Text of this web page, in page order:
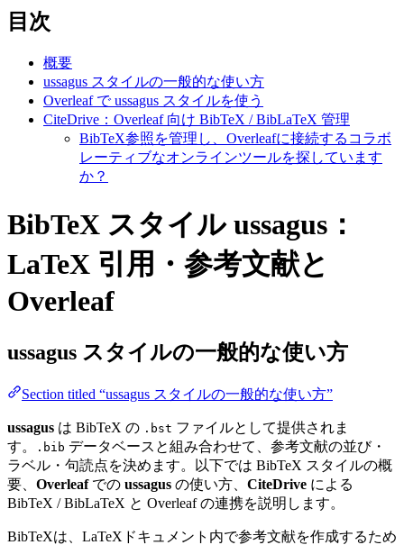
目次
概要
ussagus スタイルの一般的な使い方
Overleaf で ussagus スタイルを使う
CiteDrive：Overleaf 向け BibTeX / BibLaTeX 管理
BibTeX参照を管理し、Overleafに接続するコラボ
レーティブなオンラインツールを探しています
か？
BibTeX スタイル ussagus：
LaTeX 引用・参考文献と
Overleaf
ussagus スタイルの一般的な使い方
Section titled “ussagus スタイルの一般的な使い方”
ussagus は BibTeX の .bst ファイルとして提供されま
す。
.bib データベースと組み合わせて、参考文献の並び・
ラベル・句読点を決めます。以下では BibTeX スタイルの概
要、 Overleafでの ussagus の使い方、 CiteDrive による
BibTeX / BibLaTeX と Overleaf の連携を説明します。
BibTeXは、LaTeXドキュメント内で参考文献を作成するため